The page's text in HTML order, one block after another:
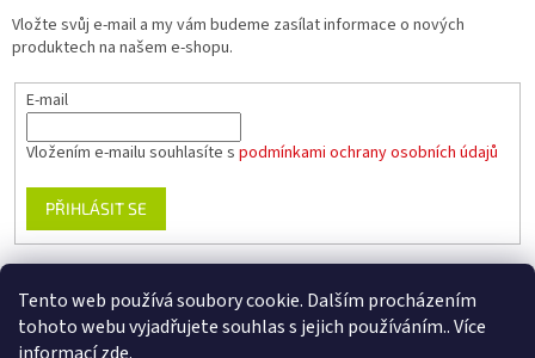
Tento web používá soubory cookie. Dalším procházením
tohoto webu vyjadřujete souhlas s jejich používáním.. Více
Vložte svůj e-mail a my vám budeme zasílat informace o nových
produktech na našem e-shopu.
E-mail
Vložením e-mailu souhlasíte s podmínkami ochrany osobních údajů
PŘIHLÁSIT SE
www.planika.cz www.trekingovaobuv.cz www.regaobuv.cz